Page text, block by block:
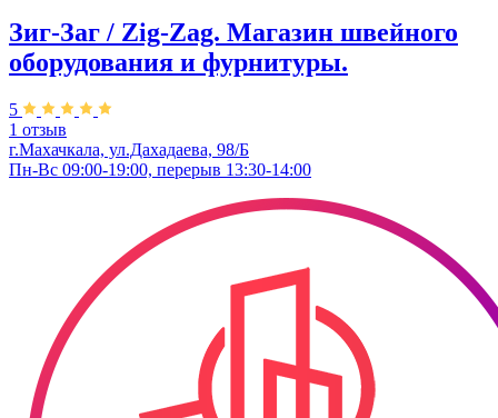
Зиг-Заг / Zig-Zag. Магазин швейного
оборудования и фурнитуры.
5
1 отзыв
г.Махачкала, ул.Дахадаева, 98/Б
Пн-Вс 09:00-19:00, перерыв 13:30-14:00